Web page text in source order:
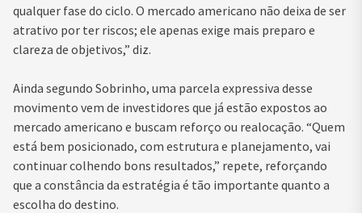
qualquer fase do ciclo. O mercado americano não deixa de ser
atrativo por ter riscos; ele apenas exige mais preparo e
clareza de objetivos,” diz.
Ainda segundo Sobrinho, uma parcela expressiva desse
movimento vem de investidores que já estão expostos ao
mercado americano e buscam reforço ou realocação. “Quem
está bem posicionado, com estrutura e planejamento, vai
continuar colhendo bons resultados,” repete, reforçando
que a constância da estratégia é tão importante quanto a
escolha do destino.